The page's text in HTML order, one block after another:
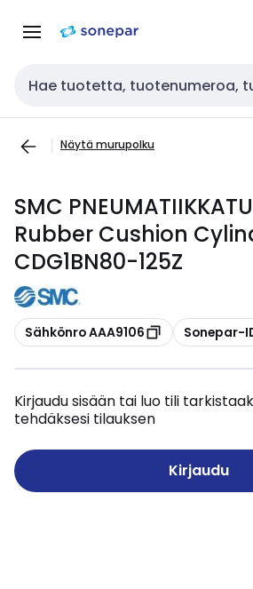
navigointiinsisältöön
Haku
Näytä murupolku
SMC
Rubber Cushion
CDG1BN80-125Z
Kopioi
Sähkönro AAA9106 Kopioi
Sonepar-
Kirjaudu sisään tai luo tili
tehdäksesi tilauksen
Kirjaudu